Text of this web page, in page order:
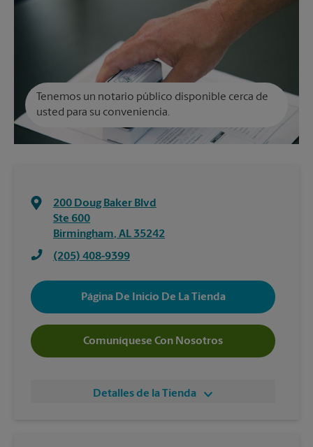
Tenemos un notario público disponible cerca de
usted para su conveniencia.
200 Doug Baker Blvd
Ste 600
Birmingham, AL 35242
(205) 408-9399
Página De Inicio De La Tienda
Comuníquese Con Nosotros
Detalles de la Tienda